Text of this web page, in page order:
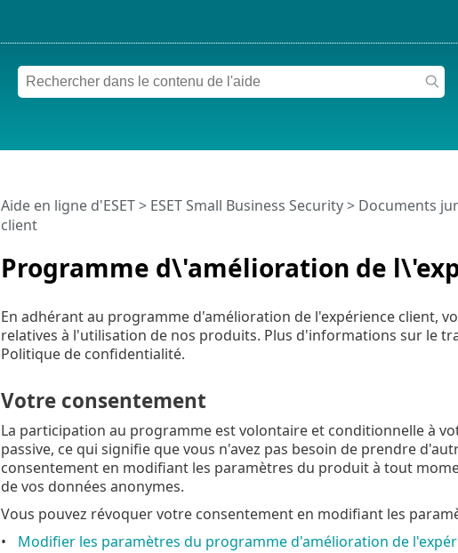
Programme d\'amélioration de
Aide en ligne d'ESET> ESET Small Business Security> Documents
client
En adhérant au programme d'amélioration de l'expérience client,
relatives à l'utilisation de nos produits. Plus d'informations sur le
Politique de confidentialité.
Votre consentement
La participation au programme est volontaire et conditionnelle à
passive, ce qui signifie que vous n'avez pas besoin de prendre
consentement en modifiant les paramètres du produit à tout
de vos données anonymes.
Vous pouvez révoquer votre consentement en modifiant les
Modifier les paramètres du programme d'amélioration de